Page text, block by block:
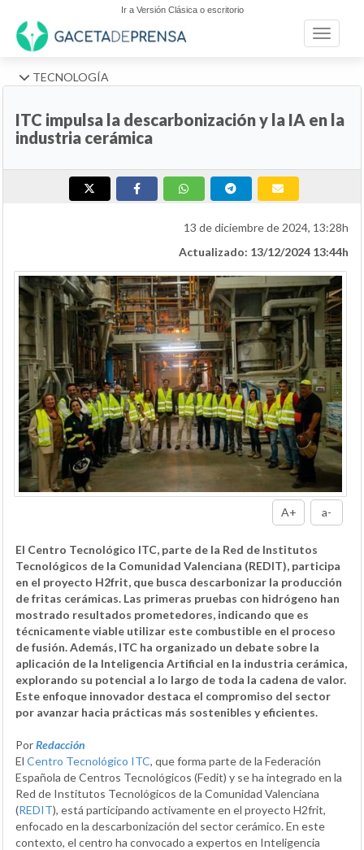
Ir a Versión Clásica o escritorio
Toggle
TECNOLOGÍA
ITC impulsa la descarbonización y la IA en la
industria cerámica
13 de diciembre de 2024, 13:28h
Actualizado: 13/12/2024 13:44h
A+ a-
El Centro Tecnológico ITC, parte de la Red de Institutos
Tecnológicos de la Comunidad Valenciana (REDIT), participa
en el proyecto H2frit, que busca descarbonizar la producción
de fritas cerámicas. Las primeras pruebas con hidrógeno han
mostrado resultados prometedores, indicando que es
técnicamente viable utilizar este combustible en el proceso
de fusión. Además, ITC ha organizado un debate sobre la
aplicación de la Inteligencia Artificial en la industria cerámica,
explorando su potencial a lo largo de toda la cadena de valor.
Este enfoque innovador destaca el compromiso del sector
por avanzar hacia prácticas más sostenibles y eficientes.
PorRedacción
El Centro Tecnológico ITC, que forma parte de la Federación
Española de Centros Tecnológicos (Fedit) y se ha integrado en la
Red de Institutos Tecnológicos de la Comunidad Valenciana
(REDIT), está participando activamente en el proyecto H2frit,
enfocado en la descarbonización del sector cerámico. En este
contexto, el centro ha convocado a expertos en Inteligencia